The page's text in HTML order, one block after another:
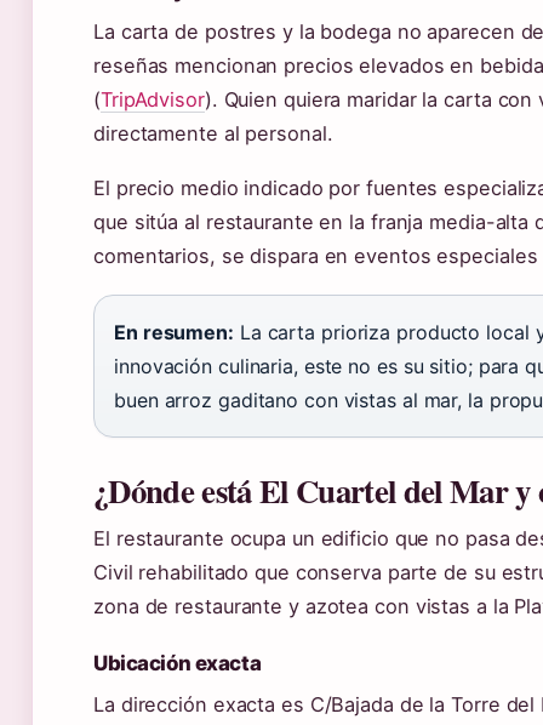
La carta de postres y la bodega no aparecen
reseñas mencionan precios elevados en
(TripAdvisor). Quien quiera maridar la carta
directamente al personal.
El precio medio indicado por fuentes
que sitúa al restaurante en la franja media-alta
comentarios, se dispara en eventos
En resumen: La carta prioriza producto local
innovación culinaria, este no es su sitio; para
buen arroz gaditano con vistas al mar, la
¿Dónde está El Cuartel del Mar y
El restaurante ocupa un edificio que no pasa
Civil rehabilitado que conserva parte de su
zona de restaurante y azotea con vistas a la
Ubicación exacta
La dirección exacta es C/Bajada de la Torre